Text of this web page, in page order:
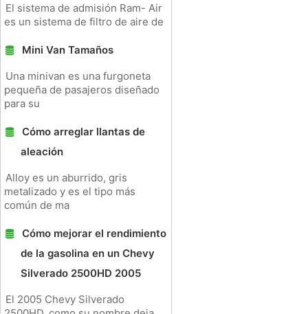
El sistema de admisión Ram- Air
es un sistema de filtro de aire de
Mini Van Tamaños
Una minivan es una furgoneta
pequeña de pasajeros diseñado
para su
Cómo arreglar llantas de
aleación
Alloy es un aburrido, gris
metalizado y es el tipo más
común de ma
Cómo mejorar el rendimiento
de la gasolina en un Chevy
Silverado 2500HD 2005
El 2005 Chevy Silverado